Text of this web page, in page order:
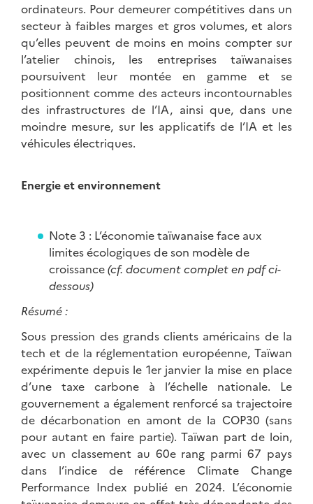
ordinateurs. Pour demeurer compétitives dans un
secteur à faibles marges et gros volumes, et alors
qu’elles peuvent de moins en moins compter sur
l’atelier chinois, les entreprises taïwanaises
poursuivent leur montée en gamme et se
positionnent comme des acteurs incontournables
des infrastructures de l’IA, ainsi que, dans une
moindre mesure, sur les applicatifs de l’IA et les
véhicules électriques.
Energie et environnement
Note 3 : L’économie taïwanaise face aux
limites écologiques de son modèle de
croissance(cf. document complet en pdf ci-
dessous)
Résumé :
Sous pression des grands clients américains de la
tech et de la réglementation européenne, Taïwan
expérimente depuis le 1er janvier la mise en place
d’une taxe carbone à l’échelle nationale. Le
gouvernement a également renforcé sa trajectoire
de décarbonation en amont de la COP30 (sans
pour autant en faire partie). Taïwan part de loin,
avec un classement au 60e rang parmi 67 pays
dans l’indice de référence Climate Change
Performance Index publié en 2024. L’économie